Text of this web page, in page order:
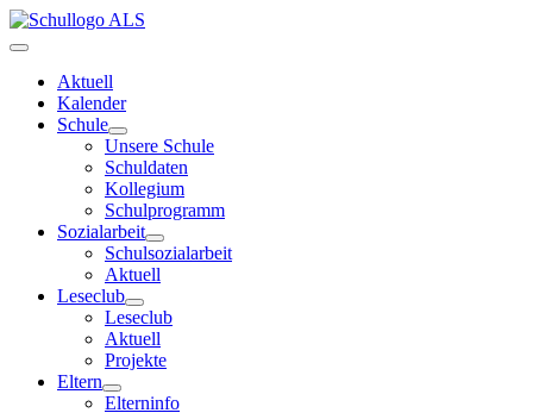
Aktuell
Kalender
Schule
Unsere Schule
Schuldaten
Kollegium
Schulprogramm
Sozialarbeit
Schulsozialarbeit
Aktuell
Leseclub
Leseclub
Aktuell
Projekte
Eltern
Elterninfo